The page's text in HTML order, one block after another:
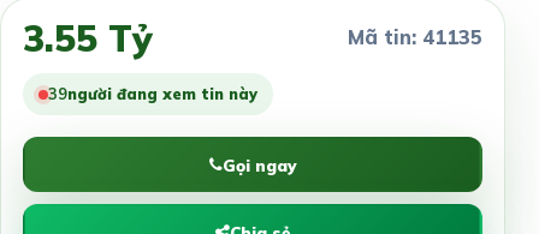
3.55 Tỷ Mã tin: 41135
39người đang xem tin này
Gọi ngay